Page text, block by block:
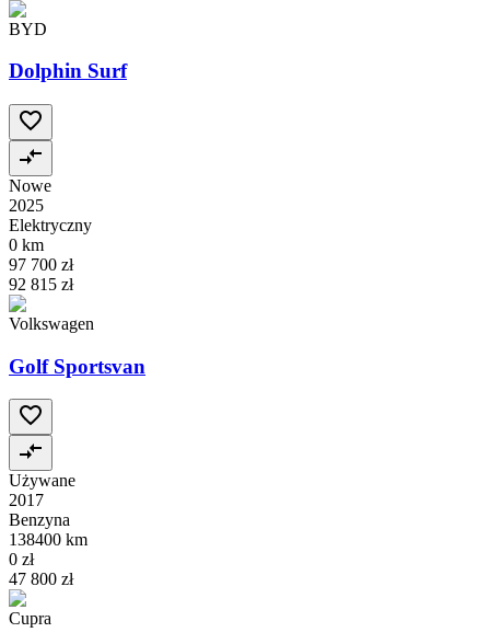
BYD
Dolphin Surf
Nowe
2025
Elektryczny
0 km
97 700 zł
92 815 zł
Volkswagen
Golf Sportsvan
Używane
2017
Benzyna
138400 km
0 zł
47 800 zł
Cupra